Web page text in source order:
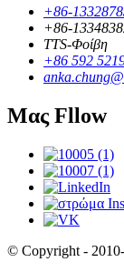
+86-
+86-
TTS-Φοίβη
+86 592
Μας Fllow
© Copyright - 2010-